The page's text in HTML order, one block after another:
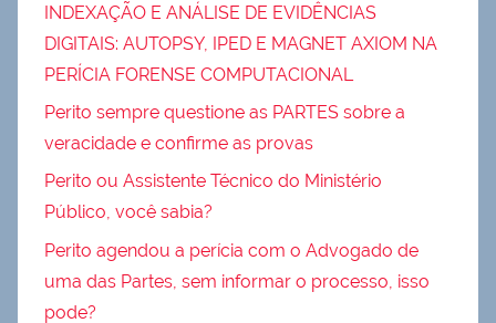
INDEXAÇÃO E ANÁLISE DE EVIDÊNCIAS
DIGITAIS: AUTOPSY, IPED E MAGNET AXIOM NA
PERÍCIA FORENSE COMPUTACIONAL
Perito sempre questione as PARTES sobre a
veracidade e confirme as provas
Perito ou Assistente Técnico do Ministério
Público, você sabia?
Perito agendou a perícia com o Advogado de
uma das Partes, sem informar o processo, isso
pode?